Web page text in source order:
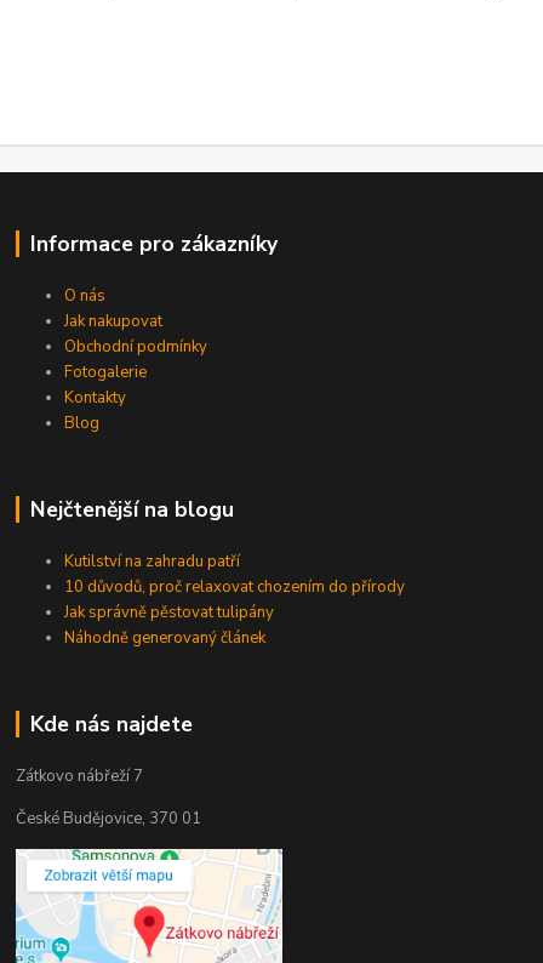
Informace pro zákazníky
O nás
Jak nakupovat
Obchodní podmínky
Fotogalerie
Kontakty
Blog
Nejčtenější na blogu
Kutilství na zahradu patří
10 důvodů, proč relaxovat chozením do přírody
Jak správně pěstovat tulipány
Náhodně generovaný článek
Kde nás najdete
Zátkovo nábřeží 7
České Budějovice, 370 01